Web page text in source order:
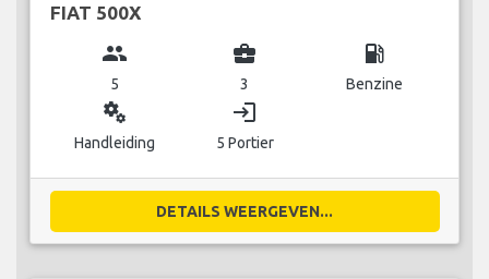
FIAT 500X
group
5
business_center
3
local_gas_station
Benzine
miscellaneous_services
Handleiding
login
5 Portier
DETAILS WEERGEVEN...